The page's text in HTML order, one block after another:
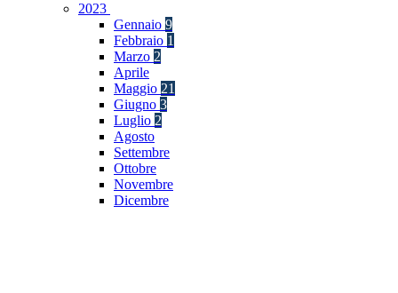
2023
Gennaio 9
Febbraio 1
Marzo 2
Aprile
Maggio 21
Giugno 3
Luglio 2
Agosto
Settembre
Ottobre
Novembre
Dicembre